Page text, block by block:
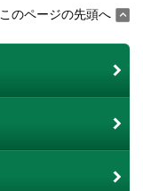
このページの先頭へ